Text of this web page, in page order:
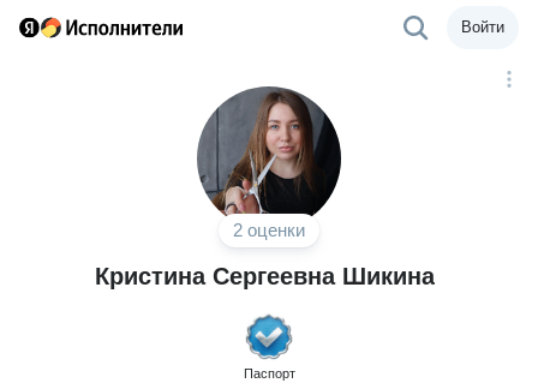
Войти
2 оценки
Кристина Сергеевна Шикина
Паспорт